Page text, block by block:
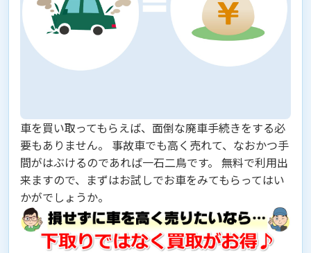
車を買い取ってもらえば、面倒な廃車手続きをする必
要もありません。 事故車でも高く売れて、なおかつ手
間がはぶけるのであれば一石二鳥です。 無料で利用出
来ますので、まずはお試しでお車をみてもらってはい
かがでしょうか。